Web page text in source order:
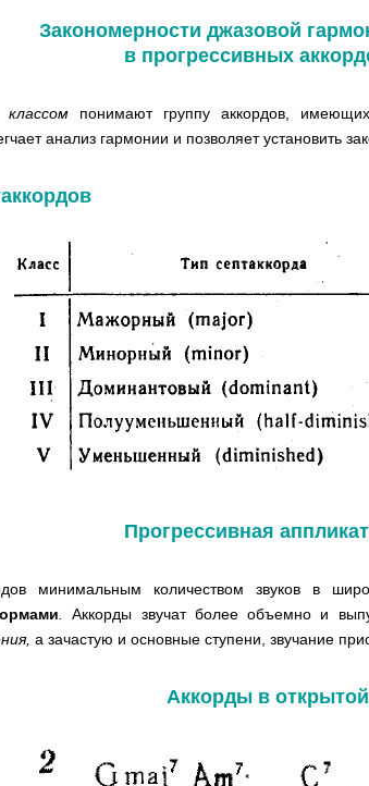
Закономерности джазовой
в прогрессивных
классом понимают группу аккордов,
анализ гармонии и позволяет установить
Прогрессивная
минимальным количеством звуков в
Аккорды звучат более объемно и
а зачастую и основные ступени, звучание
Аккорды в